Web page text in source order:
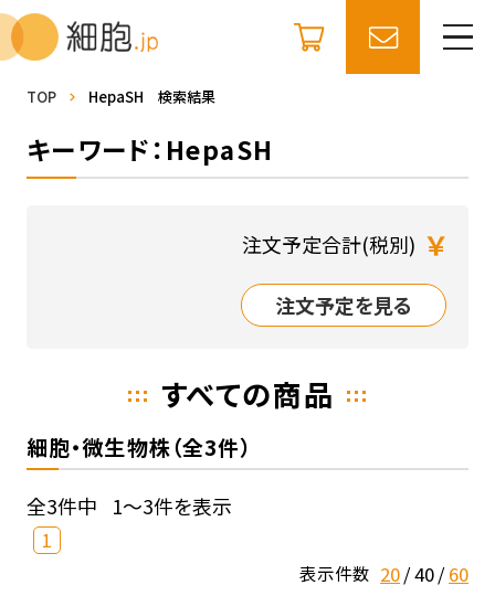
TOP HepaSH 検索結果
キーワード：HepaSH
注文予定合計(税別) ￥
注文予定を見る
すべての商品
細胞・微生物株（全3件）
全3件中 1～3件を表示
1
表示件数 20 40 60